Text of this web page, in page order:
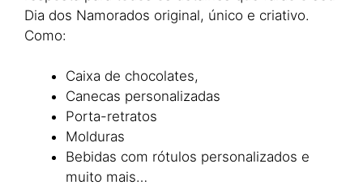
Dia dos Namorados original, único e criativo.
Como:
Caixa de chocolates,
Canecas personalizadas
Porta-retratos
Molduras
Bebidas com rótulos personalizados e
muito mais…